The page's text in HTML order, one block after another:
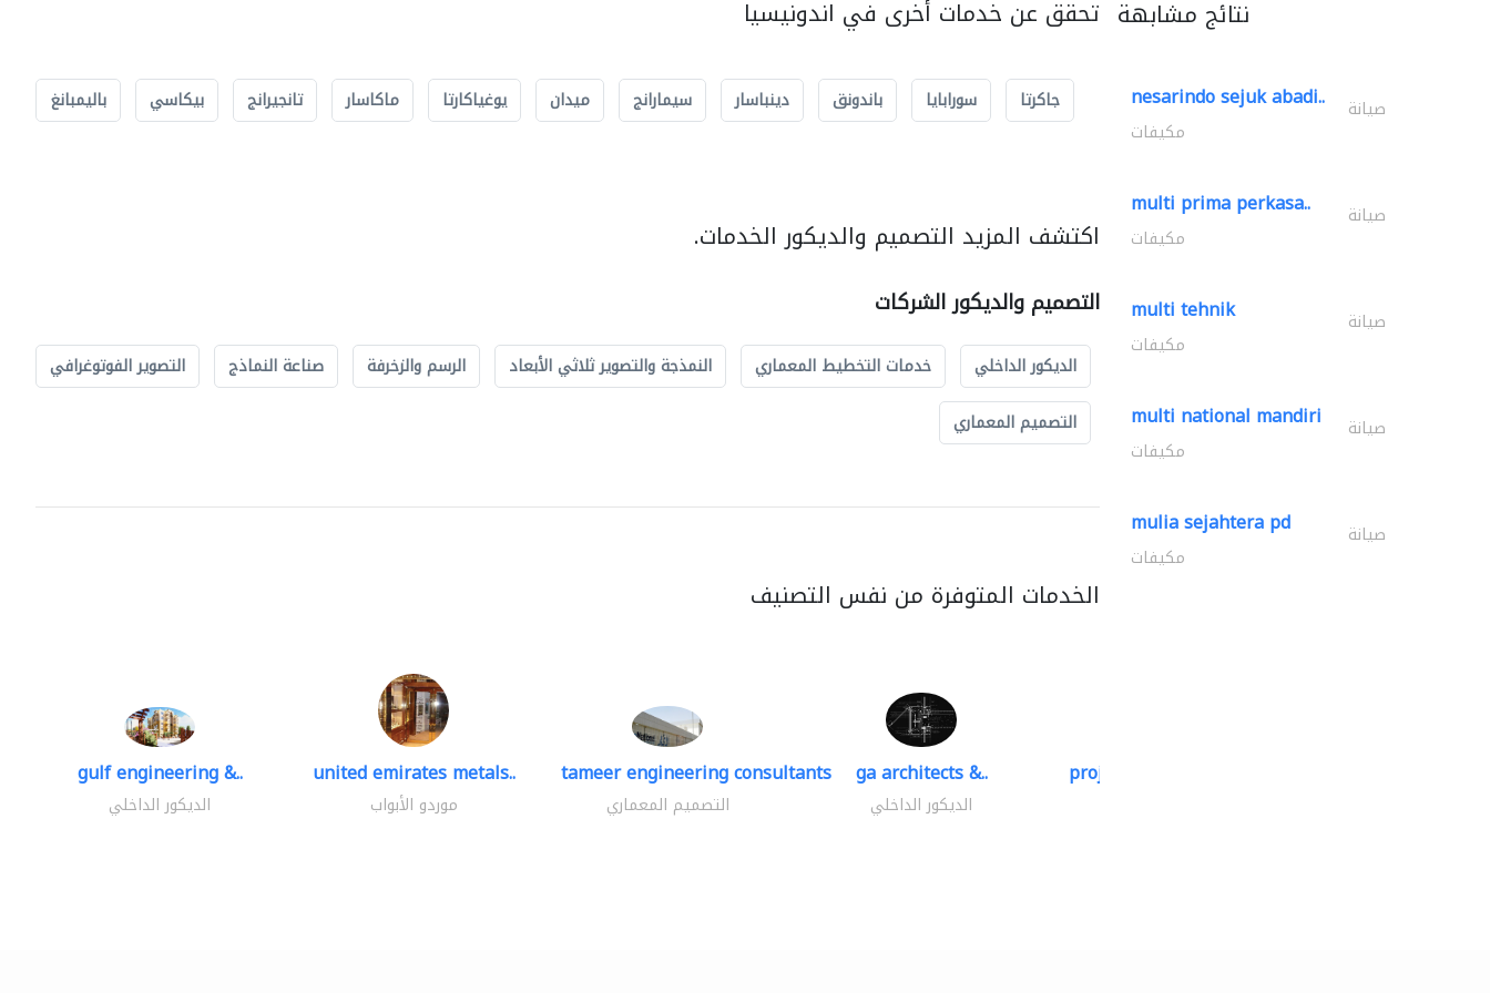
تحقق عن خدمات أخرى في اندونيسيا
جاكرتا سورابايا باندونق دينباسار سيمارانج ميدان يوغياكارتا ماكاسار تانجيرانج بيكاسي باليمبانغ
اكتشف المزيد التصميم والديكور الخدمات.
التصميم والديكور الشركات
الديكور الداخلي خدمات التخطيط المعماري النمذجة والتصوير ثلاثي الأبعاد الرسم والزخرفة صناعة النماذج
التصوير الفوتوغرافي
التصميم المعماري
الخدمات المتوفرة من نفس التصنيف
gulf engineering &..
الديكور الداخلي
united emirates metals..
موردو الأبواب
tameer engineering consultants
التصميم المعماري
ga architects &..
الديكور الداخلي
projeco contracting interior..
نتائج مشابهة
nesarindo sejuk abadi.. صيانة
مكيفات
multi prima perkasa.. صيانة
مكيفات
multi tehnik صيانة
مكيفات
multi national mandiri صيانة
مكيفات
mulia sejahtera pd صيانة
مكيفات